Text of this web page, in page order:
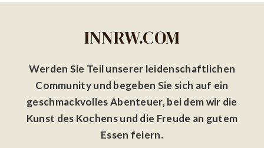
INNRW.COM
Werden Sie Teil unserer leidenschaftlichen
Community und begeben Sie sich auf ein
geschmackvolles Abenteuer, bei dem wir die
Kunst des Kochens und die Freude an gutem
Essen feiern.